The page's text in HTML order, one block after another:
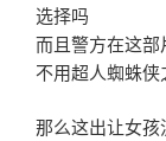
选择吗
而且警方在这
不用超人蜘蛛
那么这出让女孩